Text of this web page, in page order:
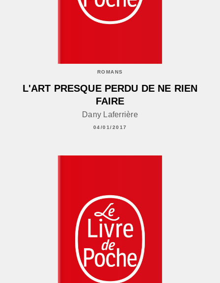
ROMANS
L'ART PRESQUE PERDU DE NE RIEN
FAIRE
Dany Laferrière
04/01/2017